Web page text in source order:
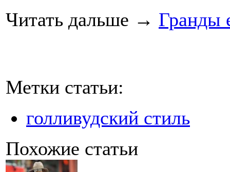
Читать дальше → Гранды
Метки статьи:
голливудский стиль
Похожие статьи